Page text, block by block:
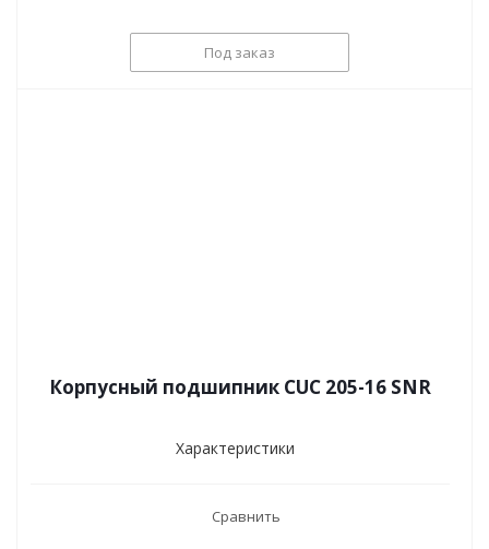
Под заказ
Корпусный подшипник CUC 205-16 SNR
Характеристики
Сравнить